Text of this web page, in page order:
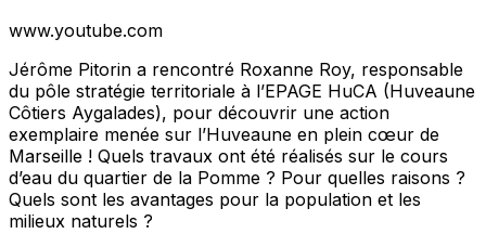
www.youtube.com
Jérôme Pitorin a rencontré Roxanne Roy, responsable
du pôle stratégie territoriale à l’EPAGE HuCA (Huveaune
Côtiers Aygalades), pour découvrir une action
exemplaire menée sur l’Huveaune en plein cœur de
Marseille ! Quels travaux ont été réalisés sur le cours
d’eau du quartier de la Pomme ? Pour quelles raisons ?
Quels sont les avantages pour la population et les
milieux naturels ?